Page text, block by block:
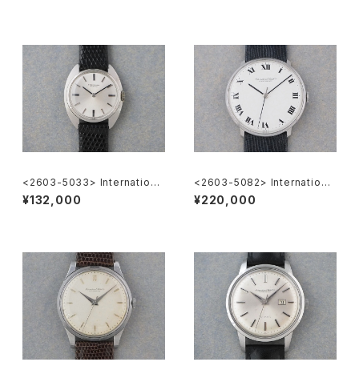
<2603-5033> Internationa
l Watch Co.
¥132,000
<2603-5082> International
Watch Co. Cal.402
¥220,000